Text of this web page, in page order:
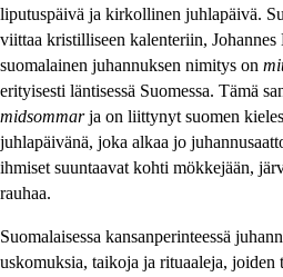
liputuspäivä ja kirkollinen juhlapäivä.
viittaa kristilliseen kalenteriin,
suomalainen juhannuksen nimitys on
erityisesti läntisessä Suomessa. Tämä
midsommarja on liittynyt suomen
juhlapäivänä, joka alkaa jo
ihmiset suuntaavat kohti mökkejään,
rauhaa.
Suomalaisessa kansanperinteessä
uskomuksia, taikoja ja rituaaleja, joiden